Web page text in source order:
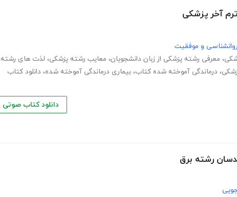
آخر پزشکی
و موفقیت
، معرفی رشته پزشکی از زبان دانشجویان، معایب رشته پزشکی، لذت های رشته
، درماندگی آموخته شده کتاب، بیماری درماندگی آموخته شده، دانلود کتاب
دانلود کتاب صوتی
رشته برق